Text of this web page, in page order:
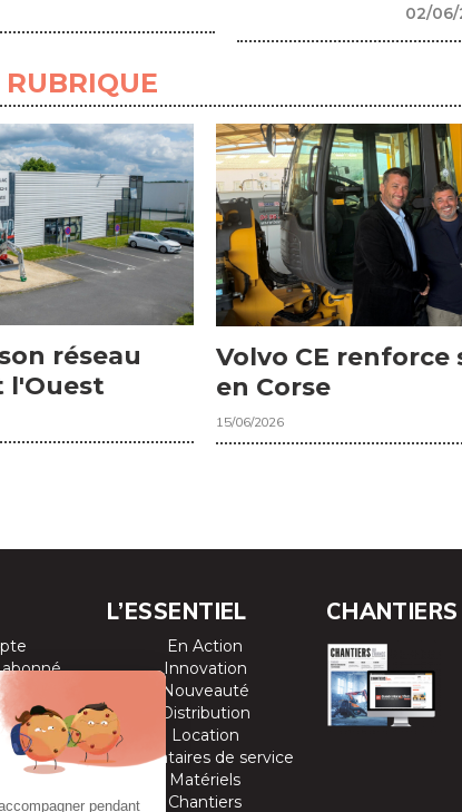
02/
réseau
l'Ouest
Volvo CE renforce
en Corse
15/06/2026
abonné
L’ESSENTIEL
En Action
Innovation
Nouveauté
Distribution
Location
Prestataires de service
Matériels
Chantiers